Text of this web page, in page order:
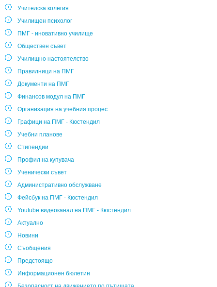
Учителска колегия
Училищен психолог
ПМГ - иновативно училище
Обществен съвет
Училищно настоятелство
Правилници на ПМГ
Документи на ПМГ
Финансов модул на ПМГ
Организация на учебния процес
Графици на ПМГ - Кюстендил
Учебни планове
Стипендии
Профил на купувача
Ученически съвет
Административно обслужване
Фейсбук на ПМГ - Кюстендил
Youtube видеоканал на ПМГ - Кюстендил
Актуално
Новини
Съобщения
Предстоящо
Информационен бюлетин